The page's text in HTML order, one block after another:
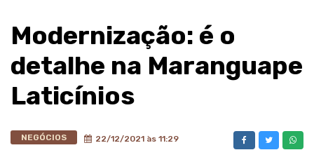
Modernização: é o
detalhe na Maranguape
Laticínios
NEGÓCIOS 22/12/2021 às 11:29